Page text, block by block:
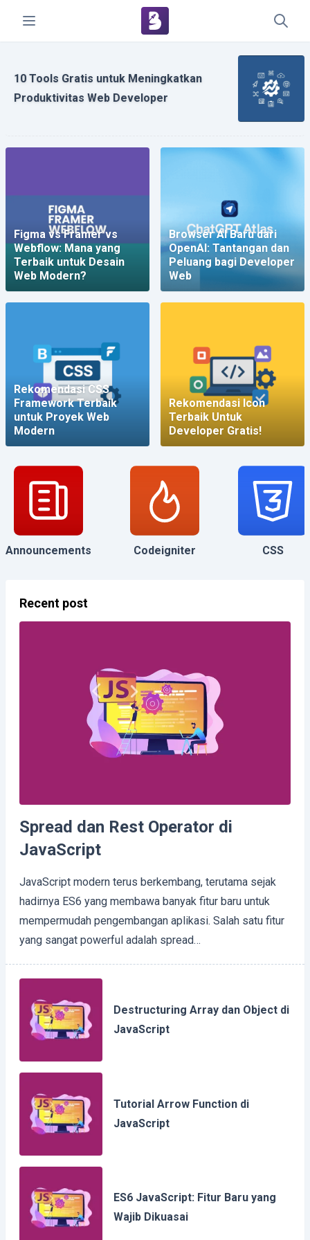
10 Tools Gratis untuk Meningkatkan
Produktivitas Web Developer
Figma vs Framer vs
Webflow: Mana yang
Terbaik untuk Desain
Web Modern?
Browser AI Baru dari
OpenAI: Tantangan dan
Peluang bagi Developer
Web
Rekomendasi CSS
Framework Terbaik
untuk Proyek Web
Modern
Rekomendasi Icon
Terbaik Untuk
Developer Gratis!
Announcements Codeigniter CSS
Recent post
Spread dan Rest Operator di
JavaScript
JavaScript modern terus berkembang, terutama sejak
hadirnya ES6 yang membawa banyak fitur baru untuk
mempermudah pengembangan aplikasi. Salah satu fitur
yang sangat powerful adalah spread…
Destructuring Array dan Object di
JavaScript
Tutorial Arrow Function di
JavaScript
ES6 JavaScript: Fitur Baru yang
Wajib Dikuasai